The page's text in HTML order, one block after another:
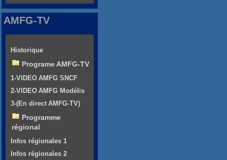
AMFG-TV
Historique
Programe AMFG-TV
1-VIDEO AMFG SNCF
2-VIDEO AMFG Modélis
3-(En direct AMFG-TV)
Programme
régional
Infos régionales 1
Infos régionales 2